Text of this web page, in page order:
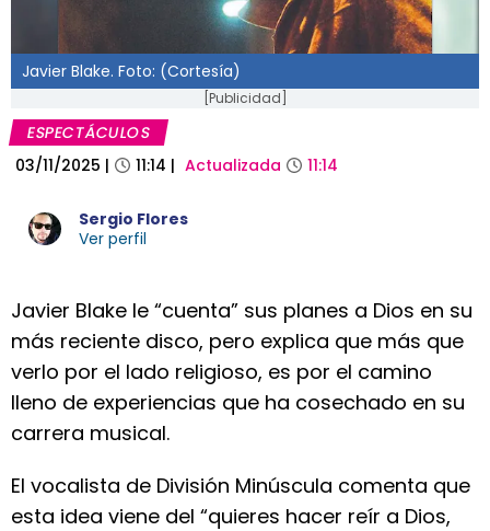
Javier Blake. Foto: (Cortesía)
[Publicidad]
ESPECTÁCULOS
03/11/2025 | 11:14 | Actualizada 11:14
Sergio Flores
Ver perfil
Javier Blake le “cuenta” sus planes a Dios en su
más reciente disco, pero explica que más que
verlo por el lado religioso, es por el camino
lleno de experiencias que ha cosechado en su
carrera musical.
El vocalista de División Minúscula comenta que
esta idea viene del “quieres hacer reír a Dios,